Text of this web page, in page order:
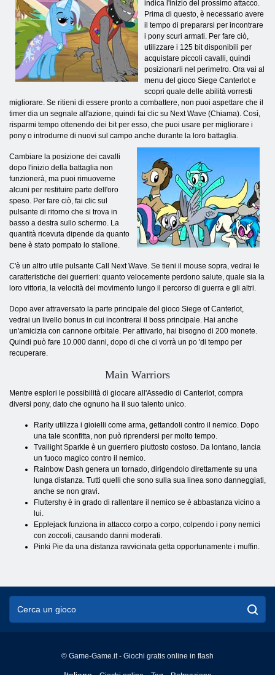
indica l'inizio del prossimo attacco.
Prima di questo, è necessario avere
il tempo di prepararsi per incontrare
i pony scuri armati. Per fare ciò,
utilizzare i 125 bit disponibili per
acquistare piccoli cavalli, quindi
posizionarli nel perimetro. Ora vai al
menu del gioco Siege Canterlot e
scopri quale delle abilità vorresti
migliorare. Se ritieni di essere pronto a combattere, non puoi aspettare che il
timer dia un segnale all'azione, quindi fai clic su Next Wave (Chiama). Così,
risparmi tempo ottenendo dei bit per esso, che puoi usare per migliorare i
pony o introdurne di nuovi sul campo anche durante la loro battaglia.
Cambiare la posizione dei cavalli
dopo l'inizio della battaglia non
funzionerà, ma puoi rimuoverne
alcuni per restituire parte dell'oro
speso. Per fare ciò, fai clic sul
pulsante di ritorno che si trova in
basso a destra sullo schermo. La
quantità ricevuta dipende da quanto
bene è stato pompato lo stallone.
C'è un altro utile pulsante Call Next Wave. Se tieni il mouse sopra, vedrai le
caratteristiche dei guerrieri: quanto velocemente perdono salute, quale sia la
loro vittoria, la velocità del movimento lungo il percorso di guerra e gli altri.
Dopo aver attraversato la parte principale del gioco Siege of Canterlot,
vedrai un livello bonus in cui incontrerai il boss principale. Hai anche
un'amicizia con cannone orbitale. Per attivarlo, hai bisogno di 200 monete.
Quindi può fare 10.000 danni, dopo di che ci vorrà un po 'di tempo per
recuperare.
Main Warriors
Mentre esplori le possibilità di giocare all'Assedio di Canterlot, compra
diversi pony, dato che ognuno ha il suo talento unico.
Rarity utilizza i gioielli come arma, gettandoli contro il nemico. Dopo
una tale sconfitta, non può riprendersi per molto tempo.
Tvailight Sparkle è un guerriero piuttosto costoso. Da lontano, lancia
un fuoco magico contro il nemico.
Rainbow Dash genera un tornado, dirigendolo direttamente su una
lunga distanza. Tutti quelli che sono sulla sua linea sono danneggiati,
anche se non gravi.
Fluttershy è in grado di rallentare il nemico se è abbastanza vicino a
lui.
Epplejack funziona in attacco corpo a corpo, colpendo i pony nemici
con zoccoli, causando danni moderati.
Pinki Pie da una distanza ravvicinata getta opportunamente i muffin.
© Game-Game.it - Giochi gratis online in flash
English